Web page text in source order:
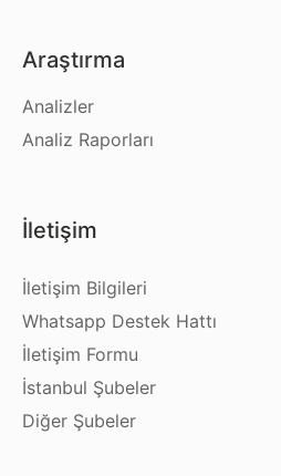
Araştırma
Analizler
Analiz Raporları
İletişim
İletişim Bilgileri
Whatsapp Destek Hattı
İletişim Formu
İstanbul Şubeler
Diğer Şubeler